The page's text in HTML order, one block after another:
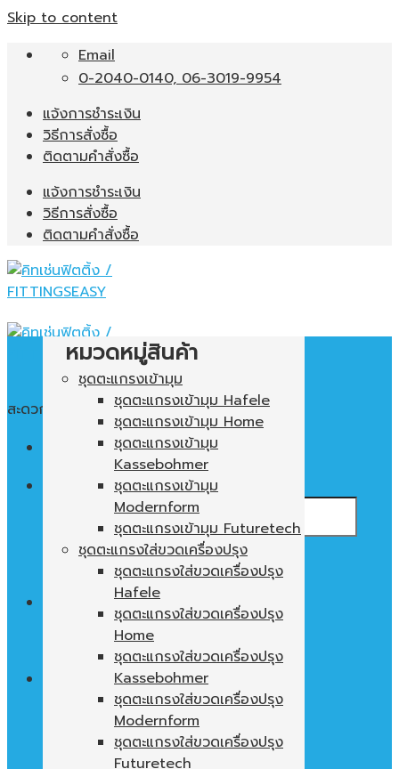
Skip to content
Email
0-2040-0140, 06-3019-9954
แจ้งการชำระเงิน
วิธีการสั่งซื้อ
ติดตามคำสั่งซื้อ
แจ้งการชำระเงิน
วิธีการสั่งซื้อ
ติดตามคำสั่งซื้อ
สะดวก ใช้งานง่าย พื้นที่ในตู้ไม่เปล่าประโยชน์
ไม่มีสินค้าในตะกร้า
ตะกร้าสินค้า
ไม่มีสินค้าในตะกร้า
หมวดหมู่สินค้า
ชุดตะแกรงเข้ามุม
ชุดตะแกรงเข้ามุม Hafele
ชุดตะแกรงเข้ามุม Home
ชุดตะแกรงเข้ามุม
Kassebohmer
ชุดตะแกรงเข้ามุม
Modernform
ชุดตะแกรงเข้ามุม Futuretech
ชุดตะแกรงใส่ขวดเครื่องปรุง
ชุดตะแกรงใส่ขวดเครื่องปรุง
Hafele
ชุดตะแกรงใส่ขวดเครื่องปรุง
Home
ชุดตะแกรงใส่ขวดเครื่องปรุง
Kassebohmer
ชุดตะแกรงใส่ขวดเครื่องปรุง
Modernform
ชุดตะแกรงใส่ขวดเครื่องปรุง
Futuretech